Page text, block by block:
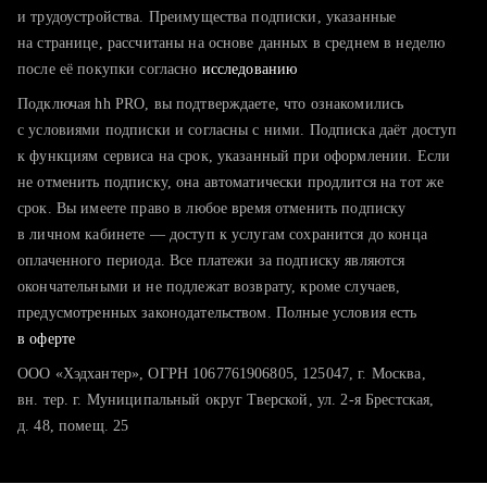
тратите много времени на поиск и вручную поднимаете
хотите сравнить себя с конкурентами и оценить шансы
и трудоустройства. Преимущества подписки, указанные
на странице, рассчитаны на основе данных в среднем в неделю
после её покупки согласно исследованию
Подключая hh PRO, вы подтверждаете, что ознакомились
с условиями подписки и согласны с ними. Подписка даёт доступ
к функциям сервиса на срок, указанный при оформлении. Если
не отменить подписку, она автоматически продлится на тот же
срок. Вы имеете право в любое время отменить подписку
в личном кабинете — доступ к услугам сохранится до конца
оплаченного периода. Все платежи за подписку являются
окончательными и не подлежат возврату, кроме случаев,
предусмотренных законодательством. Полные условия есть
в оферте
ООО «Хэдхантер», ОГРН 1067761906805, 125047, г. Москва,
вн. тер. г. Муниципальный округ Тверской, ул. 2-я Брестская,
д. 48, помещ. 25